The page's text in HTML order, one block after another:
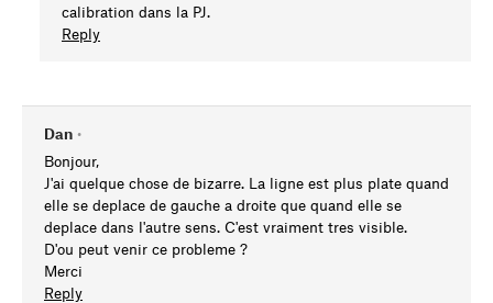
calibration dans la PJ.
Reply
Dan •
Bonjour,
J'ai quelque chose de bizarre. La ligne est plus plate quand
elle se deplace de gauche a droite que quand elle se
deplace dans l'autre sens. C'est vraiment tres visible.
D'ou peut venir ce probleme ?
Merci
Reply